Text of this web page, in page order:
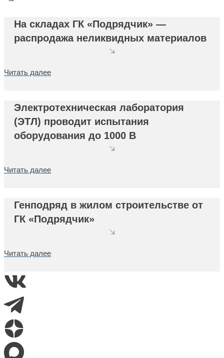
На складах ГК «Подрядчик» —
распродажа неликвидных материалов
Читать далее
Электротехническая лаборатория
(ЭТЛ) проводит испытания
оборудования до 1000 В
Читать далее
Генподряд в жилом строительстве от
ГК «Подрядчик»
Читать далее